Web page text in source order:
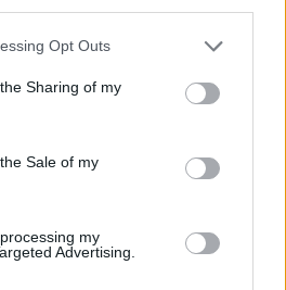
Opt Outs
Sharing of my
Sale of my
my
Advertising.
hra
26